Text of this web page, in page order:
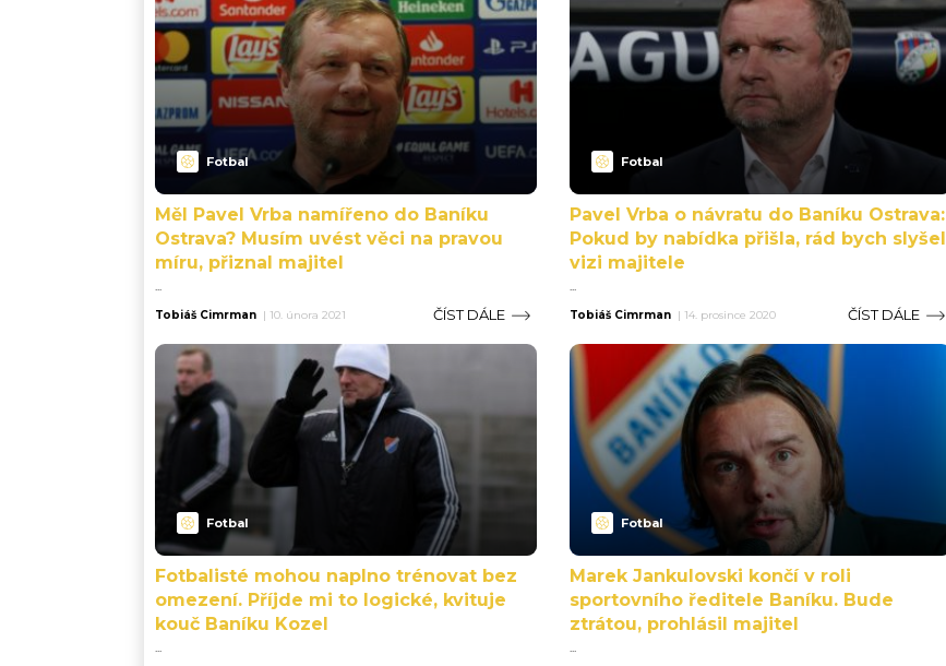
Fotbal
Měl Pavel Vrba namířeno do Baníku
Ostrava? Musím uvést věci na pravou
míru, přiznal majitel
...
Tobiáš Cimrman | 10. února 2021 ČÍST DÁLE
Fotbal
Pavel Vrba o návratu do Baníku Ostrava:
Pokud by nabídka přišla, rád bych slyšel
vizi majitele
...
Tobiáš Cimrman | 14. prosince 2020 ČÍST DÁLE
Fotbal
Fotbalisté mohou naplno trénovat bez
omezení. Příjde mi to logické, kvituje
kouč Baníku Kozel
...
Fotbal
Marek Jankulovski končí v roli
sportovního ředitele Baníku. Bude
ztrátou, prohlásil majitel
...